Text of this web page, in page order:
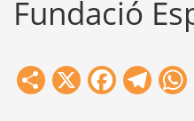
Formació
Eines
Fundació
Share
X